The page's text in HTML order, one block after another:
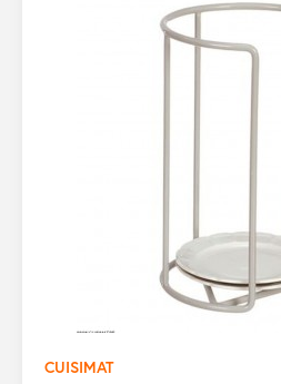
CUISIMAT